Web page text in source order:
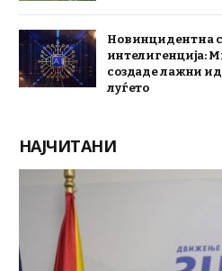
Нов инцидент на
интелигенција:
создаде лажни
луѓето
НАЈЧИТАНИ